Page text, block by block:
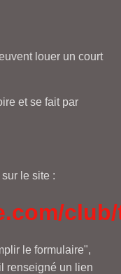
louer un court
et se fait par
le site :
le formulaire",
renseigné un lien